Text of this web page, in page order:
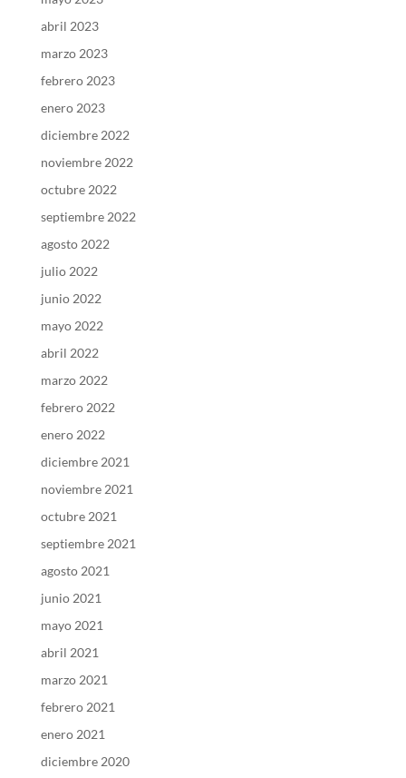
abril 2023
marzo 2023
febrero 2023
enero 2023
diciembre 2022
noviembre 2022
octubre 2022
septiembre 2022
agosto 2022
julio 2022
junio 2022
mayo 2022
abril 2022
marzo 2022
febrero 2022
enero 2022
diciembre 2021
noviembre 2021
octubre 2021
septiembre 2021
agosto 2021
junio 2021
mayo 2021
abril 2021
marzo 2021
febrero 2021
enero 2021
diciembre 2020